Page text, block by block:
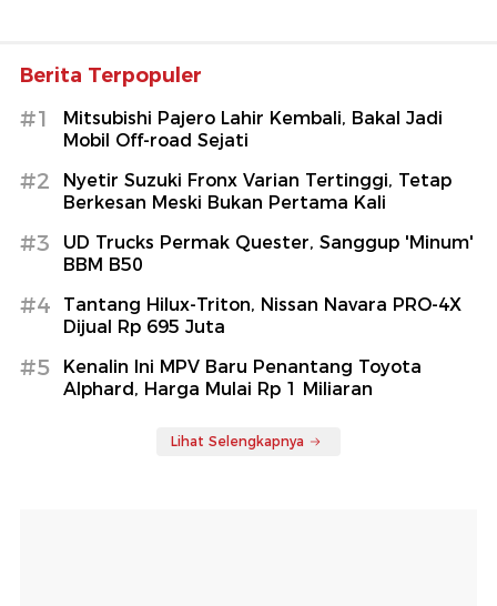
Berita Terpopuler
#1
Mitsubishi Pajero Lahir Kembali, Bakal Jadi
Mobil Off-road Sejati
#2
Nyetir Suzuki Fronx Varian Tertinggi, Tetap
Berkesan Meski Bukan Pertama Kali
#3
UD Trucks Permak Quester, Sanggup 'Minum'
BBM B50
#4
Tantang Hilux-Triton, Nissan Navara PRO-4X
Dijual Rp 695 Juta
#5
Kenalin Ini MPV Baru Penantang Toyota
Alphard, Harga Mulai Rp 1 Miliaran
Lihat Selengkapnya